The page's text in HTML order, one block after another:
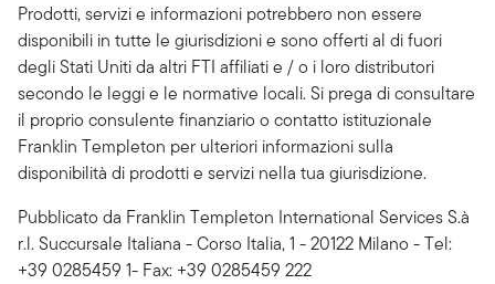
Prodotti, servizi e informazioni potrebbero non essere
disponibili in tutte le giurisdizioni e sono offerti al di fuori
degli Stati Uniti da altri FTI affiliati e / o i loro distributori
secondo le leggi e le normative locali. Si prega di consultare
il proprio consulente finanziario o contatto istituzionale
Franklin Templeton per ulteriori informazioni sulla
disponibilità di prodotti e servizi nella tua giurisdizione.
Pubblicato da Franklin Templeton International Services S.à
r.l. Succursale Italiana - Corso Italia, 1 - 20122 Milano - Tel:
+39 0285459 1- Fax: +39 0285459 222